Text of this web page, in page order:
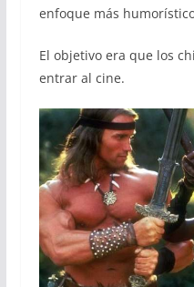
enfoque más
El objetivo era que los
entrar al cine.